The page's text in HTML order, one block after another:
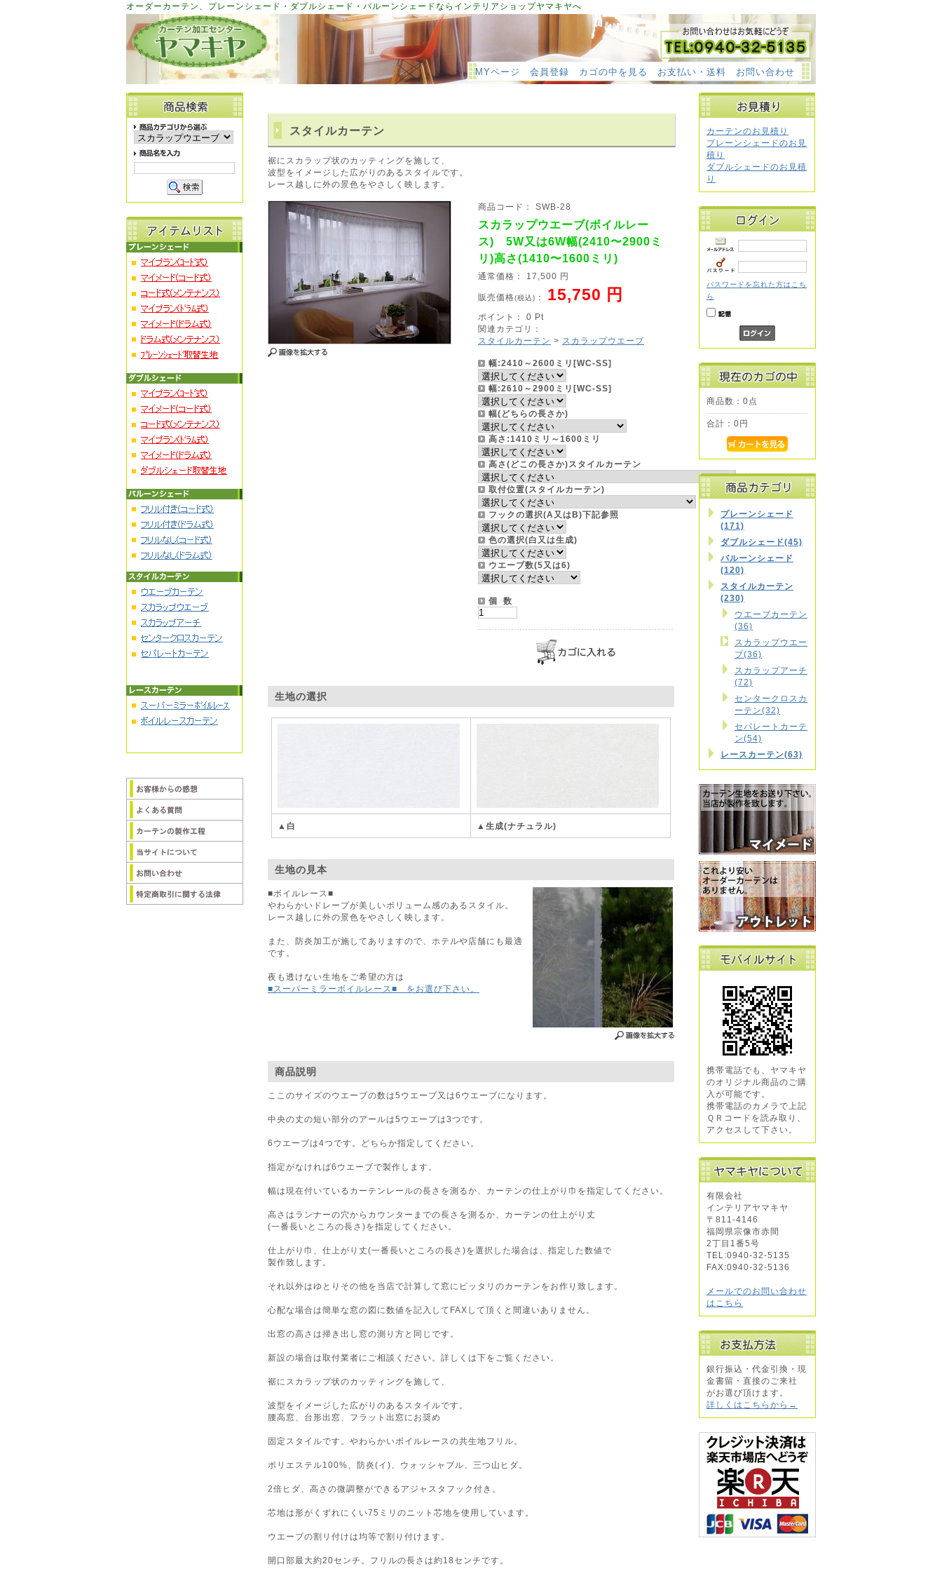
オーダーカーテン、プレーンシェード・ダブルシェード・バルーンシェードならインテリアショップヤマキヤへ
MYページ 会員登録 カゴの中を見る お支払い・送料 お問い合わせ
スタイルカーテン
裾にスカラップ状のカッティングを施して、
波型をイメージした広がりのあるスタイルです。
レース越しに外の景色をやさしく映します。
商品コード： SWB-28
スカラップウエーブ(ボイルレー
ス) 5W又は6W幅(2410〜2900ミ
リ)高さ(1410〜1600ミリ)
通常価格： 17,500 円
販売価格(税込) ： 15,750 円
ポイント： 0 Pt
関連カテゴリ：
スタイルカーテン > スカラップウエーブ
幅:2410～2600ミリ[WC-SS]
幅:2610～2900ミリ[WC-SS]
幅(どちらの長さか)
高さ:1410ミリ～1600ミリ
高さ(どこの長さか)スタイルカーテン
取付位置(スタイルカーテン)
フックの選択(A又はB)下記参照
色の選択(白又は生成)
ウエーブ数(5又は6)
個 数
生地の選択
▲白 ▲生成(ナチュラル)
生地の見本
■ボイルレース■
やわらかいドレープが美しいボリューム感のあるスタイル。
レース越しに外の景色をやさしく映します。
また、防炎加工が施してありますので、ホテルや店舗にも最適
です。
夜も透けない生地をご希望の方は
■スーパーミラーボイルレース■ をお選び下さい。
商品説明
ここのサイズのウエーブの数は5ウエーブ又は6ウエーブになります。
中央の丈の短い部分のアールは5ウエーブは3つです。
6ウエーブは4つです。どちらか指定してください。
指定がなければ6ウエーブで製作します。
幅は現在付いているカーテンレールの長さを測るか、カーテンの仕上がり巾を指定してください。
高さはランナーの穴からカウンターまでの長さを測るか、カーテンの仕上がり丈
(一番長いところの長さ)を指定してください。
仕上がり巾、仕上がり丈(一番長いところの長さ)を選択した場合は、指定した数値で
製作致します。
それ以外はゆとりその他を当店で計算して窓にピッタリのカーテンをお作り致します。
心配な場合は簡単な窓の図に数値を記入してFAXして頂くと間違いありません。
出窓の高さは掃き出し窓の測り方と同じです。
新設の場合は取付業者にご相談ください。詳しくは下をご覧ください。
裾にスカラップ状のカッティングを施して、
波型をイメージした広がりのあるスタイルです。
腰高窓、台形出窓、フラット出窓にお奨め
固定スタイルです。やわらかいボイルレースの共生地フリル。
ポリエステル100%、防炎(イ)、ウォッシャブル、三つ山ヒダ。
2倍ヒダ、高さの微調整ができるアジャスタフック付き。
芯地は形がくずれにくい75ミリのニット芯地を使用しています。
ウエーブの割リ付けは均等で割り付けます。
開口部最大約20センチ。フリルの長さは約18センチです。
カーテンのお見積り
プレーンシェードのお見
積り
ダブルシェードのお見積
り
パスワードを忘れた方はこち
ら
商品数：0点
合計： 0円
プレーンシェード
(171)
ダブルシェード(45)
バルーンシェード
(120)
スタイルカーテン
(230)
ウエーブカーテン
(36)
スカラップウエー
ブ(36)
スカラップアーチ
(72)
センタークロスカ
ーテン(32)
セパレートカーテ
ン(54)
レースカーテン(63)
携帯電話でも、ヤマキヤ
のオリジナル商品のご購
入が可能です。
携帯電話のカメラで上記
ＱＲコードを読み取り、
アクセスして下さい。
有限会社
インテリアヤマキヤ
〒811-4146
福岡県宗像市赤間
2丁目1番5号
TEL:0940-32-5135
FAX:0940-32-5136
メールでのお問い合わせ
はこちら
銀行振込・代金引換・現
金書留・直接のご来社
がお選び頂けます。
詳しくはこちらから→